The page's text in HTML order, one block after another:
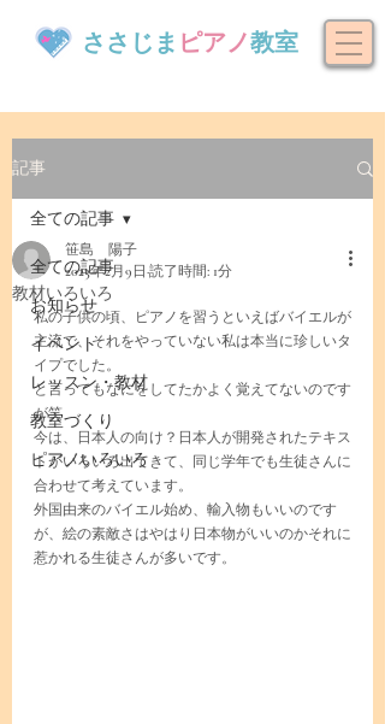
ささじま ピアノ教室
記事
全ての記事
お知らせ
イベント
レッスン・教材
教室づくり
ピアノいろいろ
全ての記事
教材いろいろ
笹島 陽子
2023年2月9日 読了時間: 1分
私の子供の頃、ピアノを習うといえばバイエルが
主流で、それをやっていない私は本当に珍しいタ
イプでした。
と言ってもなにをしてたかよく覚えてないのです
が笑
今は、日本人の向け？日本人が開発されたテキス
トがいろいろ出てきて、同じ学年でも生徒さんに
合わせて考えています。
外国由来のバイエル始め、輸入物もいいのです
が、絵の素敵さはやはり日本物がいいのかそれに
惹かれる生徒さんが多いです。